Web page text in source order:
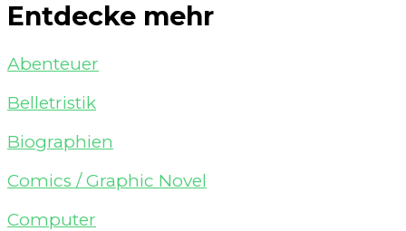
Entdecke mehr
Abenteuer
Belletristik
Biographien
Comics / Graphic Novel
Computer